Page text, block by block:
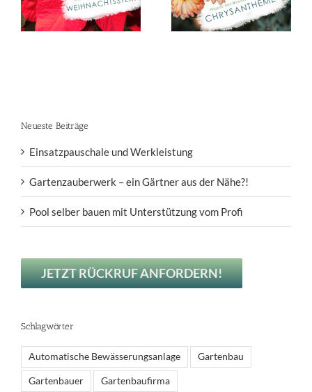
(11/19):
Chrysantheme
(10/19): Kürbis
Neueste Beiträge
Einsatzpauschale und Werkleistung
Gartenzauberwerk – ein Gärtner aus der Nähe?!
Pool selber bauen mit Unterstützung vom Profi
JETZT RÜCKRUF ANFORDERN!
Schlagwörter
Automatische Bewässerungsanlage Gartenbau
Gartenbauer Gartenbaufirma